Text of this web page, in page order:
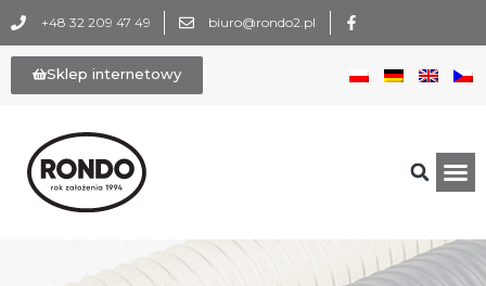
+48 32 209 47 49 biuro@rondo2.pl
Sklep internetowy